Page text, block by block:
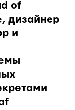
of
дизайнер
и